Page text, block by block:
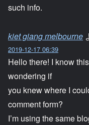
such info.
kiet giang melbourne
2019-12-17 06:39
Hello there! I know
wondering if
you knew where I
comment form?
I’m using the same